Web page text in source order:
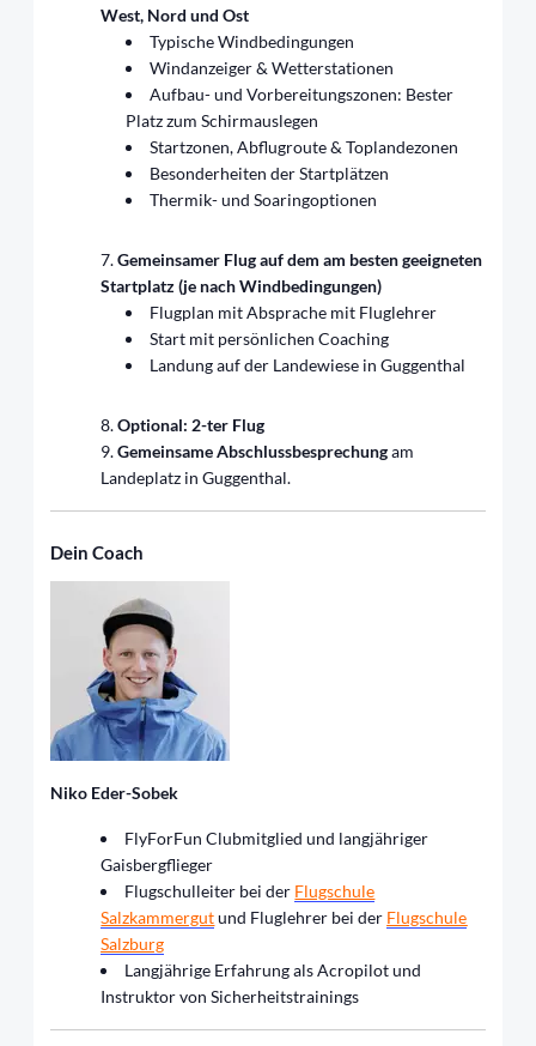
West, Nord und Ost
Typische Windbedingungen
Windanzeiger & Wetterstationen
Aufbau- und Vorbereitungszonen: Bester
Platz zum Schirmauslegen
Startzonen, Abflugroute & Toplandezonen
Besonderheiten der Startplätzen
Thermik- und Soaringoptionen
Gemeinsamer Flug auf dem am besten geeigneten
Startplatz (je nach Windbedingungen)
Flugplan mit Absprache mit Fluglehrer
Start mit persönlichen Coaching
Landung auf der Landewiese in Guggenthal
Optional: 2-ter Flug
Gemeinsame Abschlussbesprechungam
Landeplatz in Guggenthal.
Dein Coach
Niko Eder-Sobek
FlyForFun Clubmitglied und langjähriger
Gaisbergflieger
Flugschulleiter bei der Flugschule
Salzkammergutund Fluglehrer bei der Flugschule
Salzburg
Langjährige Erfahrung als Acropilot und
Instruktor von Sicherheitstrainings